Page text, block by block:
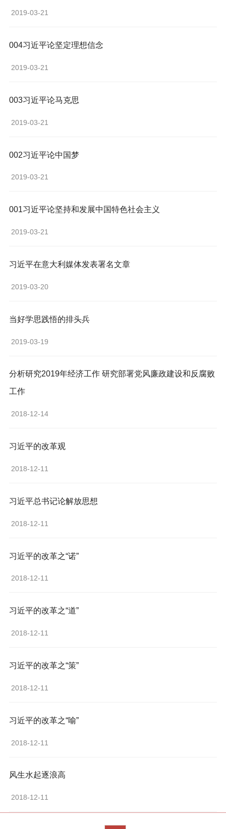
2019-03-21
004习近平论坚定理想信念
2019-03-21
003习近平论马克思
2019-03-21
002习近平论中国梦
2019-03-21
001习近平论坚持和发展中国特色社会主义
2019-03-21
习近平在意大利媒体发表署名文章
2019-03-20
当好学思践悟的排头兵
2019-03-19
分析研究2019年经济工作 研究部署党风廉政建设和反腐败
工作
2018-12-14
习近平的改革观
2018-12-11
习近平总书记论解放思想
2018-12-11
习近平的改革之“诺”
2018-12-11
习近平的改革之“道”
2018-12-11
习近平的改革之“策”
2018-12-11
习近平的改革之“喻”
2018-12-11
风生水起逐浪高
2018-12-11